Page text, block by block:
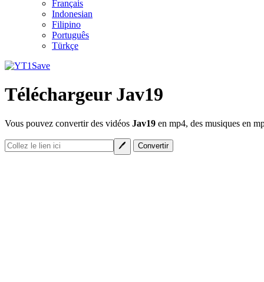
Français
Indonesian
Filipino
Português
Türkçe
Téléchargeur Jav19
Vous pouvez convertir des vidéos Jav19 en mp4, des musiques en